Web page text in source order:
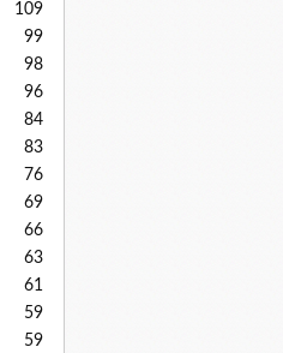
109
99
98
96
84
83
76
69
66
63
61
59
59